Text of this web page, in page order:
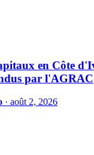
en Côte
par l'AGRAC
· août 2, 2026